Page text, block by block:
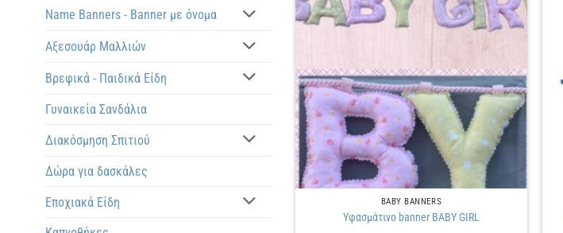
Name Banners - Banner με όνομα
Αξεσουάρ Μαλλιών
Βρεφικά - Παιδικά Είδη
Γυναικεία Σανδάλια
Διακόσμηση Σπιτιού
Δώρα για δασκάλες
Εποχιακά Είδη
στην
λίστα
επιθυμιών
BABY BANNERS
Υφασμάτινο banner BABY GIRL